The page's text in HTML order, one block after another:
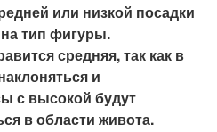
или низкой посадки
тип фигуры.
средняя, так как в
и
с высокой будут
в области живота.